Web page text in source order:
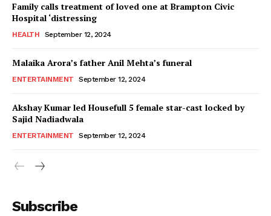
Family calls treatment of loved one at Brampton Civic
Hospital ‘distressing
HEALTH September 12, 2024
Malaika Arora’s father Anil Mehta’s funeral
ENTERTAINMENT September 12, 2024
Akshay Kumar led Housefull 5 female star-cast locked by
Sajid Nadiadwala
ENTERTAINMENT September 12, 2024
Subscribe